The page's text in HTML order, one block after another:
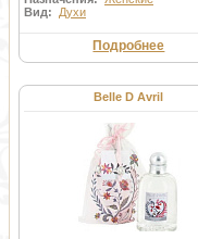
Вид: Духи
Подробнее
Belle D Avril